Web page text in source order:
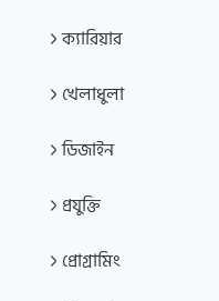
ক্যারিয়ার
খেলাধুলা
ডিজাইন
প্রযুক্তি
প্রোগ্রামিং